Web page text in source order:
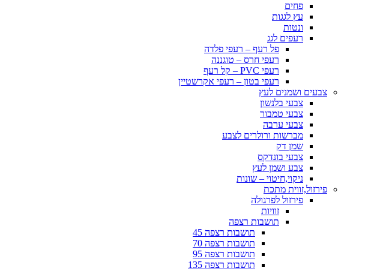
פחים
עץ לגגות
ונטות
רעפים לגג
פל רעף – רעפי פלדה
רעפי חרס – טוגננה
רעפי PVC – קל רעף
רעפי בטון – רעפי אקרשטיין
צבעים ושמנים לעץ
צבעי בלנשון
צבעי טמבור
צבעי ערבה
מברשות ורולרים לצבע
שמן דק
צבעי בונדקס
צבע ושמן לעץ
ניקוי,חיטוי – שונות
פירזול,זווית מתכת
פירזול לפרגולה
זוויות
תושבות רצפה
תושבות רצפה 45
תושבות רצפה 70
תושבות רצפה 95
תושבות רצפה 135